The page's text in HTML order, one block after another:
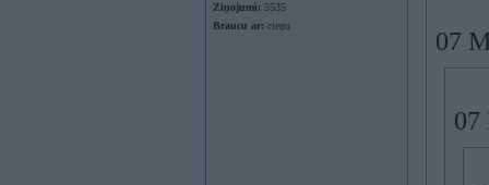
Ziņojumi: 5535
Braucu ar: cieņu
07
07